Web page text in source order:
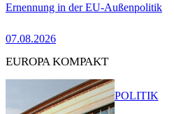
Ernennung in der EU-Außenpolitik
07.08.2026
EUROPA KOMPAKT
POLITIK